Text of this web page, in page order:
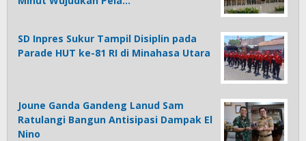
SD Inpres Sukur Tampil Disiplin pada
Parade HUT ke-81 RI di Minahasa Utara
Joune Ganda Gandeng Lanud Sam
Ratulangi Bangun Antisipasi Dampak El
Nino